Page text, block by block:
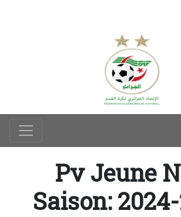
Pv Jeune
Saison: